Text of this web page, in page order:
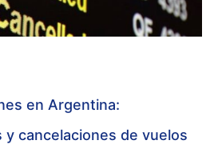
en Argentina:
y cancelaciones de vuelos